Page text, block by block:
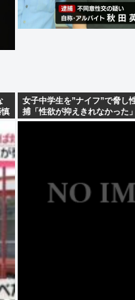
女子中学生を”ナイフ”で脅し
捕「性欲が抑えきれなかった